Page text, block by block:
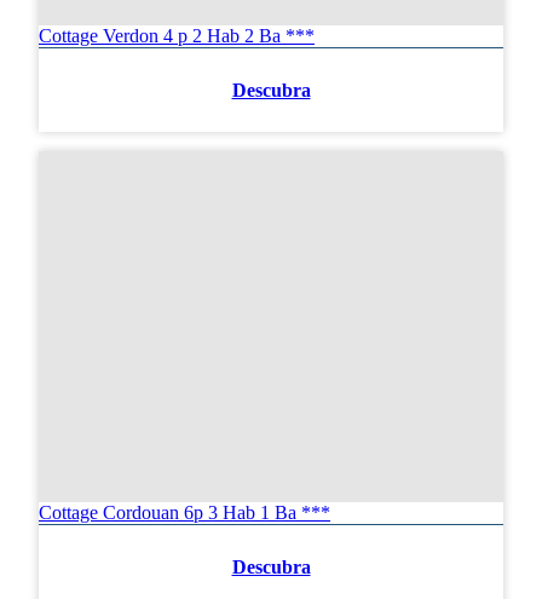
Cottage Verdon 4 p 2 Hab 2 Ba ***
Descubra
Cottage Cordouan 6p 3 Hab 1 Ba ***
Descubra